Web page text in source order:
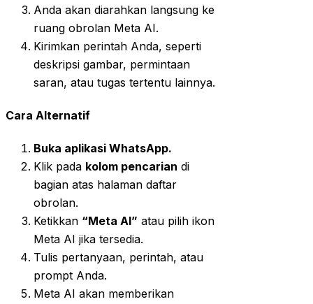
Anda akan diarahkan langsung ke
ruang obrolan Meta AI.
Kirimkan perintah Anda, seperti
deskripsi gambar, permintaan
saran, atau tugas tertentu lainnya.
Cara Alternatif
Buka aplikasi WhatsApp.
Klik pada kolom pencarian di
bagian atas halaman daftar
obrolan.
Ketikkan “Meta AI” atau pilih ikon
Meta AI jika tersedia.
Tulis pertanyaan, perintah, atau
prompt Anda.
Meta AI akan memberikan